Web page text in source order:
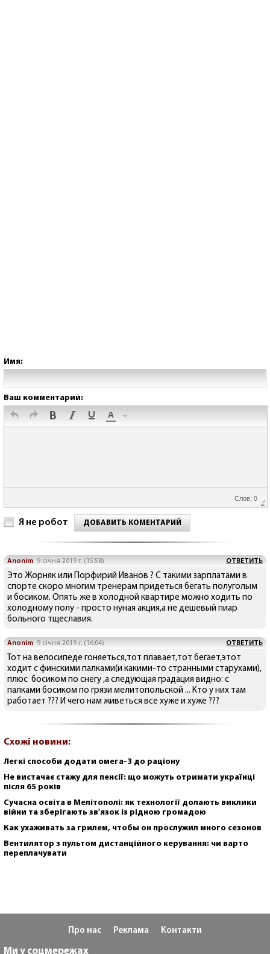
Имя:
Ваш комментарий:
Слов: 0
Я не робот ДОБАВИТЬ КОМЕНТАРИЙ
Anonim 9 січня 2019 г. (15:58) ОТВЕТИТЬ
Это Жорняк или Порфирий Иванов ? С такими зарплатами в
спорте скоро многим тренерам придеться бегать полуголым
и босиком. Опять же в холодной квартире можно ходить по
холодному полу - просто нуная акция,а не дешевый пиар
больного тщеславия.
Anonim 9 січня 2019 г. (16:04) ОТВЕТИТЬ
Тот на велосипеде гоняеться,тот плавает,тот бегает,этот
ходит с финскими палками(и какими-то странными старухами),
плюс босиком по снегу ,а следующая градация видно: с
палками босиком по грязи мелитопольской ... Кто у них там
работает ??? И чего нам живеться все хуже и хуже ???
Схожі новини:
Легкі способи додати омега-3 до раціону
Не вистачає стажу для пенсії: що можуть отримати українці
після 65 років
Сучасна освіта в Мелітополі: як технології долають виклики
війни та зберігають зв'язок із рідною громадою
Как ухаживать за грилем, чтобы он прослужил много сезонов
Вентилятор з пультом дистанційного керування: чи варто
переплачувати
Про нас Реклама Контакти
Ми у соцмережах